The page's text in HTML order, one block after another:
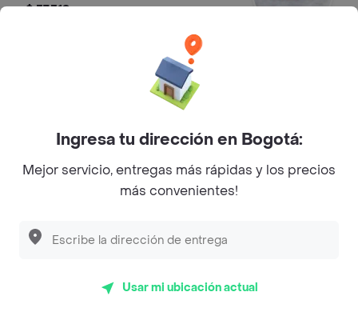
$ 37.319
Estofada De La Casa (Grande)
Rellena De Pollo, Carnes Frias,
Champinones, Queso Mozarella Y
$ 79.288
Estofada De La Casa (Pequena)
Champinones, Queso Mozarella Y
Queso Crema.
Ingresa tu dirección en Bogotá:
Mejor servicio, entregas más rápidas y los precios
más convenientes!
Usar mi ubicación actual